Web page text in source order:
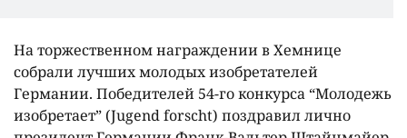
На торжественном награждении в Хемнице
собрали лучших молодых изобретателей
Германии. Победителей 54-го конкурса “Молодежь
изобретает” (Jugend forscht) поздравил лично